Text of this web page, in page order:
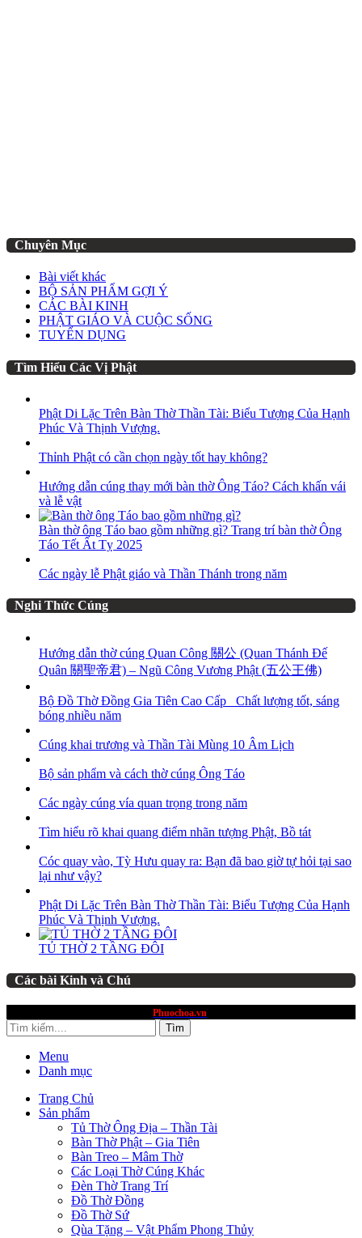
Chuyên Mục
Bài viết khác
BỘ SẢN PHẨM GỢI Ý
CÁC BÀI KINH
PHẬT GIÁO VÀ CUỘC SỐNG
TUYỂN DỤNG
Tìm Hiểu Các Vị Phật
Phật Di Lặc Trên Bàn Thờ Thần Tài: Biểu Tượng Của Hạnh
Phúc Và Thịnh Vượng.
Thỉnh Phật có cần chọn ngày tốt hay không?
Hướng dẫn cúng thay mới bàn thờ Ông Táo? Cách khấn vái
và lễ vật
Bàn thờ ông Táo bao gồm những gì? Trang trí bàn thờ Ông
Táo Tết Ất Tỵ 2025
Các ngày lễ Phật giáo và Thần Thánh trong năm
Nghi Thức Cúng
Hướng dẫn thờ cúng Quan Công 關公 (Quan Thánh Đế
Quân 關聖帝君) – Ngũ Công Vương Phật (五公王佛)
Bộ Đồ Thờ Đồng Gia Tiên Cao Cấp_ Chất lượng tốt, sáng
bóng nhiều năm
Cúng khai trương và Thần Tài Mùng 10 Âm Lịch
Bộ sản phẩm và cách thờ cúng Ông Táo
Các ngày cúng vía quan trọng trong năm
Tìm hiểu rõ khai quang điểm nhãn tượng Phật, Bồ tát
Cóc quay vào, Tỳ Hưu quay ra: Bạn đã bao giờ tự hỏi tại sao
lại như vậy?
Phật Di Lặc Trên Bàn Thờ Thần Tài: Biểu Tượng Của Hạnh
Phúc Và Thịnh Vượng.
TỦ THỜ 2 TẦNG ĐÔI
Các bài Kinh và Chú
Phuochoa.vn
Tìm
Menu
Danh mục
Trang Chủ
Sản phẩm
Tủ Thờ Ông Địa – Thần Tài
Bàn Thờ Phật – Gia Tiên
Bàn Treo – Mâm Thờ
Các Loại Thờ Cúng Khác
Đèn Thờ Trang Trí
Đồ Thờ Đồng
Đồ Thờ Sứ
Qùa Tặng – Vật Phẩm Phong Thủy